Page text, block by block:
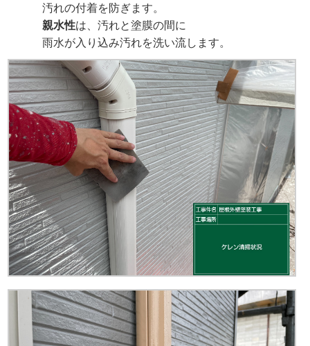
汚れの付着を防ぎます。
親水性は、汚れと塗膜の間に
雨水が入り込み汚れを洗い流します。